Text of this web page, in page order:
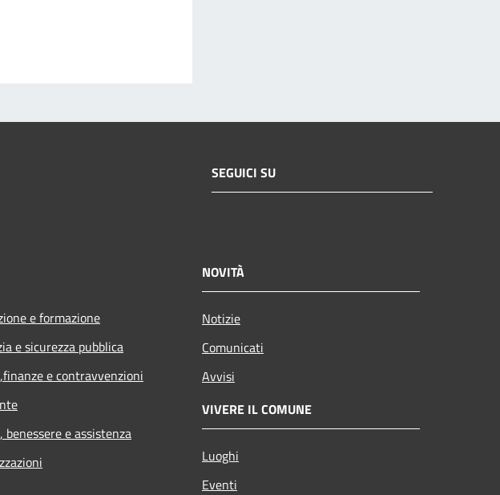
SEGUICI SU
e formazione
e sicurezza pubblica
e contravvenzioni
benessere e assistenza
NOVITÀ
Notizie
Comunicati
Avvisi
VIVERE IL COMUNE
Luoghi
Eventi